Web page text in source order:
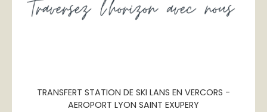
TRANSFERT STATION DE SKI LANS EN VERCORS -
AEROPORT LYON SAINT EXUPERY